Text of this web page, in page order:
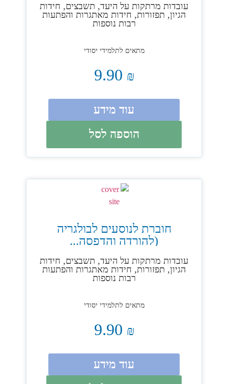
עובדות מרתקות על היעד, תשבצים, חידות
הגיון, תפזורות, חידות מאתגרות והפתעות
רבות נוספות
מתאים לתלמידי יסודי
₪
עוד מידע
הוספה לסל
חוברת לנוסעים לבולגריה
(להורדה והדפסה...
עובדות מרתקות על היעד, תשבצים, חידות
הגיון, תפזורות, חידות מאתגרות והפתעות
רבות נוספות
מתאים לתלמידי יסודי
₪
עוד מידע